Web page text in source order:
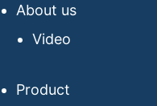
About us
Video
Product